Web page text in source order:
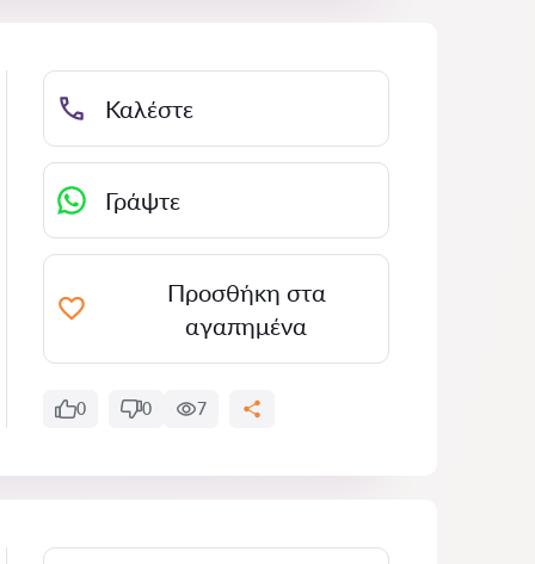
Καλέστε
Γράψτε
Προσθήκη στα
αγαπημένα
0 0 7